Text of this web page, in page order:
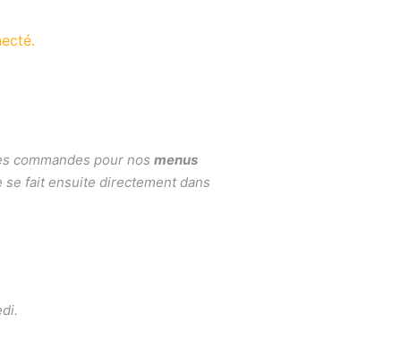
commandes pour nos menus
fait ensuite directement dans